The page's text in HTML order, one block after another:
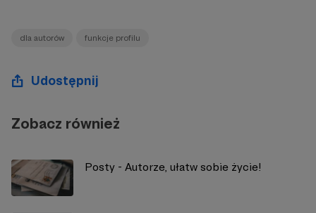
dla autorów funkcje profilu
Udostępnij
Zobacz również
Posty - Autorze, ułatw sobie życie!